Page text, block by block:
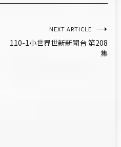
NEXT ARTICLE
110-1小世界世新新聞台 第208
集